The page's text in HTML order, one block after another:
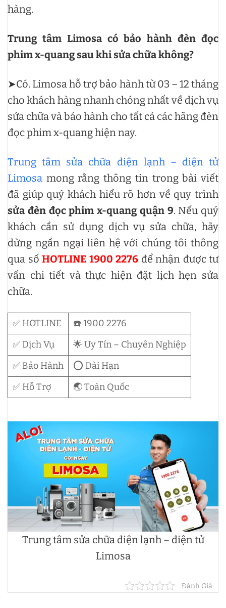
hàng.
Trung tâm Limosa có bảo hành đèn đọc
phim x-quang sau khi sửa chữa không?
➤Có. Limosa hỗ trợ bảo hành từ 03 – 12 tháng
cho khách hàng nhanh chóng nhất về dịch vụ
sửa chữa và bảo hành cho tất cả các hãng đèn
đọc phim x-quang hiện nay.
Trung tâm sửa chữa điện lạnh – điện tử
Limosa mong rằng thông tin trong bài viết
đã giúp quý khách hiểu rõ hơn về quy trình
sửa đèn đọc phim x-quang quận 9. Nếu quý
khách cần sử dụng dịch vụ sửa chữa, hãy
đừng ngần ngại liên hệ với chúng tôi thông
qua số HOTLINE 1900 2276 để nhận được tư
vấn chi tiết và thực hiện đặt lịch hẹn sửa
chữa.
✅ HOTLINE
☎️ 1900 2276
✅ Dịch Vụ
🌟 Uy Tín – Chuyên Nghiệp
✅ Bảo Hành
⭕ Dài Hạn
✅ Hỗ Trợ
🌏 Toàn Quốc
Trung tâm sửa chữa điện lạnh – điện tử
Limosa
Đánh Giá